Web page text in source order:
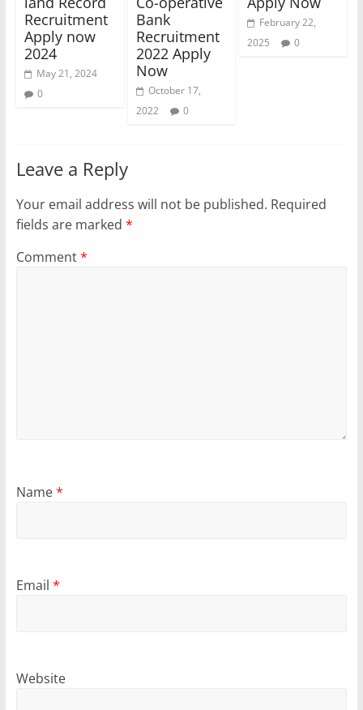
Recruitment
Apply now
2024
May 21, 2024
0
Bank
Recruitment
2022 Apply
Now
October 17,
2022
0
February 22,
2025
0
Leave a Reply
Your email address will not be published. Required
fields are marked *
Comment*
Name*
Email *
Website